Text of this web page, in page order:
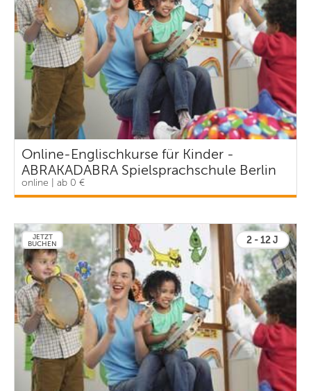
Online-Englischkurse für Kinder -
ABRAKADABRA Spielsprachschule Berlin
online | ab 0 €
JETZT
BUCHEN
2 - 12 J